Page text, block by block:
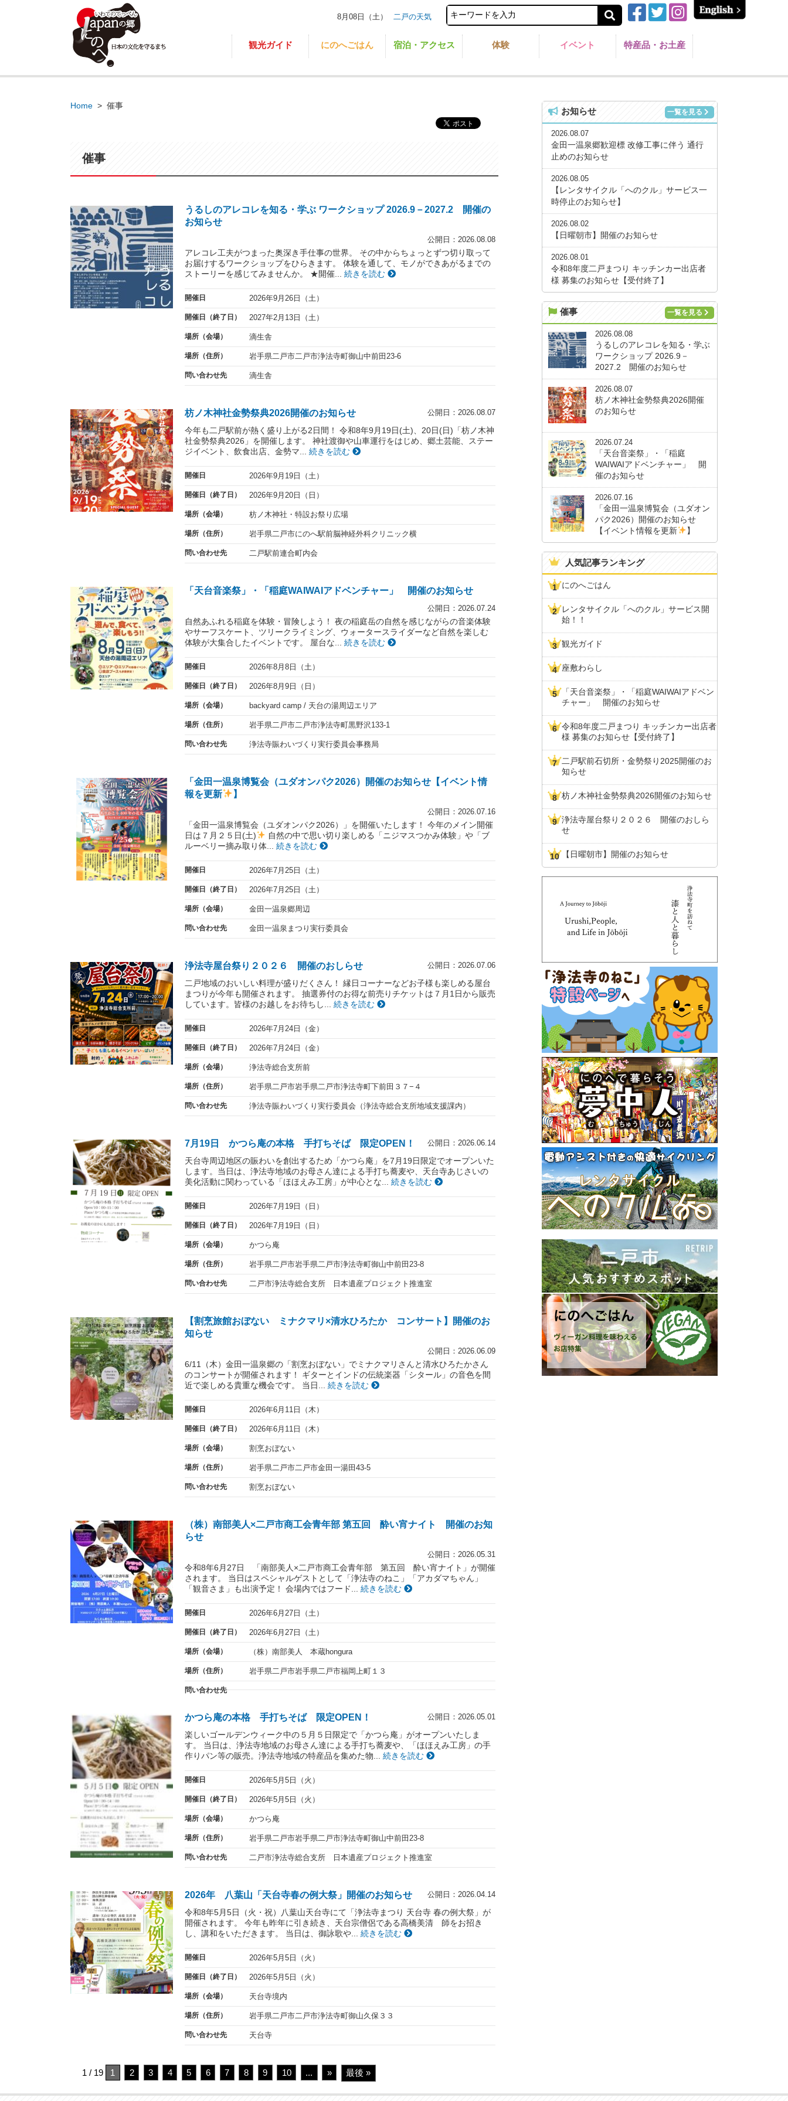
8月08日（土） 二戸の天気
観光ガイド にのへごはん 宿泊・アクセス 体験 イベント 特産品・お土産
Home > 催事
催事
うるしのアレコレを知る・学ぶ ワークショップ 2026.9－2027.2 開催の
お知らせ
公開日：2026.08.08
アレコレ工夫がつまった奥深き手仕事の世界。 その中からちょっとずつ切り取って
お届けするワークショップをひらきます。 体験を通して、モノができあがるまでの
ストーリーを感じてみませんか。 ★開催... 続きを読む
開催日 2026年9月26日（土）
開催日（終了日） 2027年2月13日（土）
場所（会場） 滴生舎
場所（住所） 岩手県二戸市二戸市浄法寺町御山中前田23-6
問い合わせ先 滴生舎
枋ノ木神社金勢祭典2026開催のお知らせ 公開日：2026.08.07
今年も二戸駅前が熱く盛り上がる2日間！ 令和8年9月19日(土)、20日(日)「枋ノ木神
社金勢祭典2026」を開催します。 神社渡御や山車運行をはじめ、郷土芸能、ステー
ジイベント、飲食出店、金勢マ... 続きを読む
開催日 2026年9月19日（土）
開催日（終了日） 2026年9月20日（日）
場所（会場） 枋ノ木神社・特設お祭り広場
場所（住所） 岩手県二戸市にのへ駅前脳神経外科クリニック横
問い合わせ先 二戸駅前連合町内会
「天台音楽祭」・「稲庭WAIWAIアドベンチャー」 開催のお知らせ
公開日：2026.07.24
自然あふれる稲庭を体験・冒険しよう！ 夜の稲庭岳の自然を感じながらの音楽体験
やサーフスケート、ツリークライミング、ウォータースライダーなど自然を楽しむ
体験が大集合したイベントです。 屋台な... 続きを読む
開催日 2026年8月8日（土）
開催日（終了日） 2026年8月9日（日）
場所（会場） backyard camp / 天台の湯周辺エリア
場所（住所） 岩手県二戸市二戸市浄法寺町黒野沢133-1
問い合わせ先 浄法寺賑わいづくり実行委員会事務局
「金田一温泉博覧会（ユダオンパク2026）開催のお知らせ【イベント情
報を更新
】
公開日：2026.07.16
「金田一温泉博覧会（ユダオンパク2026）」を開催いたします！ 今年のメイン開催
日は７月２５日(土)
自然の中で思い切り楽しめる「ニジマスつかみ体験」や「ブ
ルーベリー摘み取り体... 続きを読む
開催日 2026年7月25日（土）
開催日（終了日） 2026年7月25日（土）
場所（会場） 金田一温泉郷周辺
問い合わせ先 金田一温泉まつり実行委員会
浄法寺屋台祭り２０２６ 開催のおしらせ 公開日：2026.07.06
二戸地域のおいしい料理が盛りだくさん！ 縁日コーナーなどお子様も楽しめる屋台
まつりが今年も開催されます。 抽選券付のお得な前売りチケットは７月1日から販売
しています。皆様のお越しをお待ちし... 続きを読む
開催日 2026年7月24日（金）
開催日（終了日） 2026年7月24日（金）
場所（会場） 浄法寺総合支所前
場所（住所） 岩手県二戸市岩手県二戸市浄法寺町下前田３７−４
問い合わせ先 浄法寺賑わいづくり実行委員会（浄法寺総合支所地域支援課内）
7月19日 かつら庵の本格 手打ちそば 限定OPEN！ 公開日：2026.06.14
天台寺周辺地区の賑わいを創出するため「かつら庵」を7月19日限定でオープンいた
します。当日は、浄法寺地域のお母さん達による手打ち蕎麦や、天台寺あじさいの
美化活動に関わっている「ほほえみ工房」が中心とな... 続きを読む
開催日 2026年7月19日（日）
開催日（終了日） 2026年7月19日（日）
場所（会場） かつら庵
場所（住所） 岩手県二戸市岩手県二戸市浄法寺町御山中前田23-8
問い合わせ先 二戸市浄法寺総合支所 日本遺産プロジェクト推進室
【割烹旅館おぼない ミナクマリ×清水ひろたか コンサート】開催のお
知らせ
公開日：2026.06.09
6/11（木）金田一温泉郷の「割烹おぼない」でミナクマリさんと清水ひろたかさん
のコンサートが開催されます！ ギターとインドの伝統楽器「シタール」の音色を間
近で楽しめる貴重な機会です。 当日... 続きを読む
開催日 2026年6月11日（木）
開催日（終了日） 2026年6月11日（木）
場所（会場） 割烹おぼない
場所（住所） 岩手県二戸市二戸市金田一湯田43-5
問い合わせ先 割烹おぼない
（株）南部美人×二戸市商工会青年部 第五回 酔い宵ナイト 開催のお知
らせ
公開日：2026.05.31
令和8年6月27日 「南部美人×二戸市商工会青年部 第五回 酔い宵ナイト」が開催
されます。 当日はスペシャルゲストとして「浄法寺のねこ」「アカダマちゃん」
「観音さま」も出演予定！ 会場内ではフード... 続きを読む
開催日 2026年6月27日（土）
開催日（終了日） 2026年6月27日（土）
場所（会場） （株）南部美人 本蔵hongura
場所（住所） 岩手県二戸市岩手県二戸市福岡上町１３
問い合わせ先
かつら庵の本格 手打ちそば 限定OPEN！ 公開日：2026.05.01
楽しいゴールデンウィーク中の５月５日限定で「かつら庵」がオープンいたしま
す。 当日は、浄法寺地域のお母さん達による手打ち蕎麦や、「ほほえみ工房」の手
作りパン等の販売。浄法寺地域の特産品を集めた物... 続きを読む
開催日 2026年5月5日（火）
開催日（終了日） 2026年5月5日（火）
場所（会場） かつら庵
場所（住所） 岩手県二戸市岩手県二戸市浄法寺町御山中前田23-8
問い合わせ先 二戸市浄法寺総合支所 日本遺産プロジェクト推進室
2026年 八葉山「天台寺春の例大祭」開催のお知らせ 公開日：2026.04.14
令和8年5月5日（火・祝）八葉山天台寺にて「浄法寺まつり 天台寺 春の例大祭」が
開催されます。 今年も昨年に引き続き、天台宗僧侶である高橋美清 師をお招き
し、講和をいただきます。 当日は、御詠歌や... 続きを読む
開催日 2026年5月5日（火）
開催日（終了日） 2026年5月5日（火）
場所（会場） 天台寺境内
場所（住所） 岩手県二戸市二戸市浄法寺町御山久保３３
問い合わせ先 天台寺
1 / 19 1 2 3 4 5 6 7 8 9 10 ... » 最後 »
お知らせ 一覧を見る
2026.08.07
金田一温泉郷歓迎標 改修工事に伴う 通行
止めのお知らせ
2026.08.05
【レンタサイクル「へのクル」サービス一
時停止のお知らせ】
2026.08.02
【日曜朝市】開催のお知らせ
2026.08.01
令和8年度二戸まつり キッチンカー出店者
様 募集のお知らせ【受付終了】
催事 一覧を見る
2026.08.08
うるしのアレコレを知る・学ぶ
ワークショップ 2026.9－
2027.2 開催のお知らせ
2026.08.07
枋ノ木神社金勢祭典2026開催
のお知らせ
2026.07.24
「天台音楽祭」・「稲庭
WAIWAIアドベンチャー」 開
催のお知らせ
2026.07.16
「金田一温泉博覧会（ユダオン
パク2026）開催のお知らせ
【イベント情報を更新
】
人気記事ランキング
にのへごはん
レンタサイクル「へのクル」サービス開
始！！
観光ガイド
座敷わらし
「天台音楽祭」・「稲庭WAIWAIアドベン
チャー」 開催のお知らせ
令和8年度二戸まつり キッチンカー出店者
様 募集のお知らせ【受付終了】
二戸駅前石切所・金勢祭り2025開催のお
知らせ
枋ノ木神社金勢祭典2026開催のお知らせ
浄法寺屋台祭り２０２６ 開催のおしら
せ
【日曜朝市】開催のお知らせ